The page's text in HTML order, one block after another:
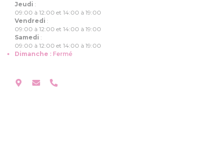
Jeudi :
09:00 à 12:00 et 14:00 à 19:00
Vendredi :
09:00 à 12:00 et 14:00 à 19:00
Samedi :
09:00 à 12:00 et 14:00 à 19:00
Dimanche : Fermé